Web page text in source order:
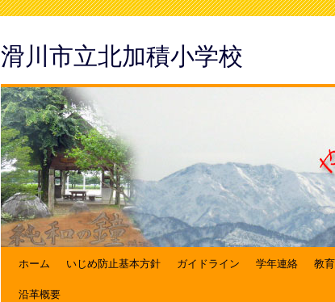
滑川市立北加積小学校
ホーム いじめ防止基本方針 ガイドライン 学年連絡 教
沿革概要